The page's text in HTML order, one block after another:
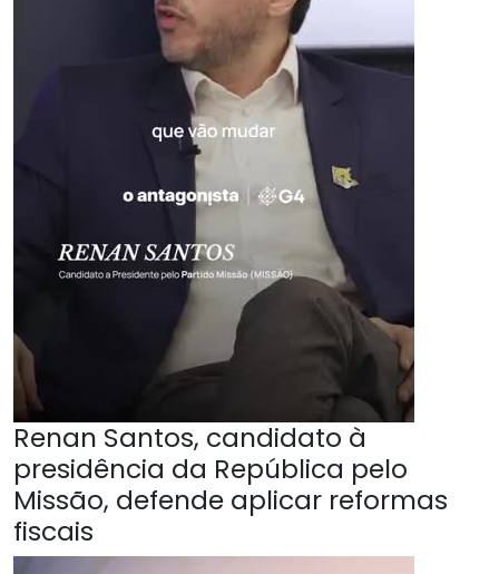
Renan Santos, candidato à
presidência da República pelo
Missão, defende aplicar reformas
fiscais